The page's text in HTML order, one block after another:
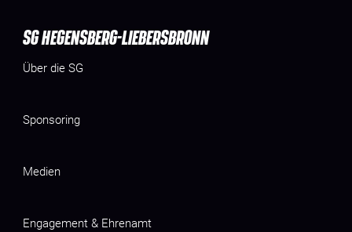
SG HEGENSBERG-LIEBERSBRONN
Über die SG
Sponsoring
Medien
Engagement & Ehrenamt